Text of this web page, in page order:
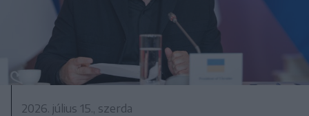
2026. július 15., szerda